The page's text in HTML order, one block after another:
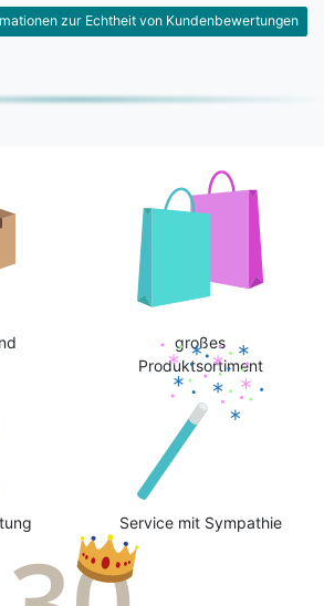
zur Echtheit von Kundenbewertungen
großes
Produktsortiment
Service mit Sympathie